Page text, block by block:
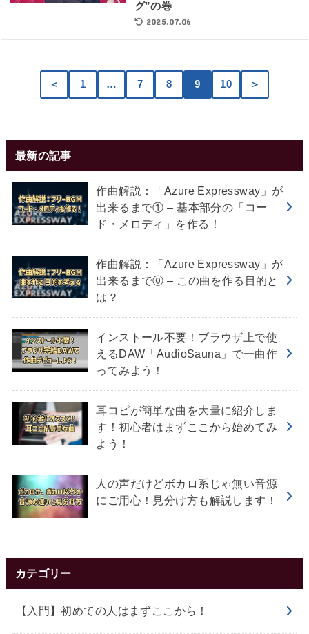
グ”の巻
2025.07.06
＜ 1 … 7 8 9 10 ＞
最新の記事
作曲解説：「Azure Expressway」が
出来るまで① – 基本部分の「コー
ド・メロディ」を作る！
作曲解説：「Azure Expressway」が
出来るまで⓪ – この曲を作る目的と
は？
インストール不要！ブラウザ上で使
えるDAW「AudioSauna」で一曲作
ってみよう！
耳コピが簡単な曲を大量に紹介しま
す！初心者はまずここから始めてみ
よう！
人の声だけどボカロ系じゃ無い音源
にご用心！見分け方も解説します！
カテゴリー
【入門】初めての人はまずここから！